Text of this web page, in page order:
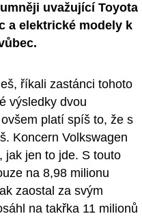
uvažující Toyota
a elektrické modely k
říkali zastánci tohoto
výsledky dvou
platí spíš to, že s
Koncern Volkswagen
jak jen to jde. S touto
na 8,98 milionu
zaostal za svým
na takřka 11 milionů